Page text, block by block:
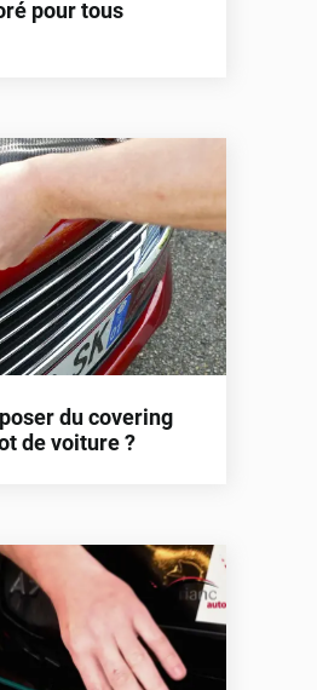
pour tous
du covering
de voiture ?